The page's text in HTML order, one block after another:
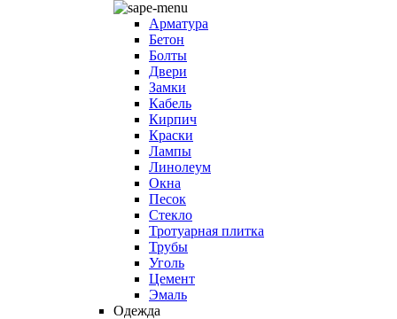
Арматура
Бетон
Болты
Двери
Замки
Кабель
Кирпич
Краски
Лампы
Линолеум
Окна
Песок
Стекло
Тротуарная плитка
Трубы
Уголь
Цемент
Эмаль
Одежда